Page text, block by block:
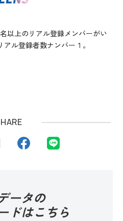
以上のリアル登録メンバーがい
ル登録者数ナンバー１。
ータの
ドはこちら